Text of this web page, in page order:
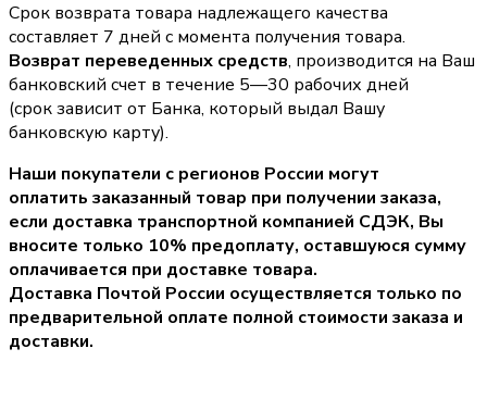
Срок возврата товара надлежащего качества
составляет 7 дней с момента получения товара.
Возврат переведенных средств, производится на Ваш
банковский счет в течение 5—30 рабочих дней
(срок зависит от Банка, который выдал Вашу
банковскую карту).
Наши покупатели с регионов России могут
оплатить заказанный товар при получении заказа,
если доставка транспортной компанией СДЭК, Вы
вносите только 10% предоплату, оставшуюся сумму
оплачивается при доставке товара.
Доставка Почтой России осуществляется только по
предварительной оплате полной стоимости заказа и
доставки.